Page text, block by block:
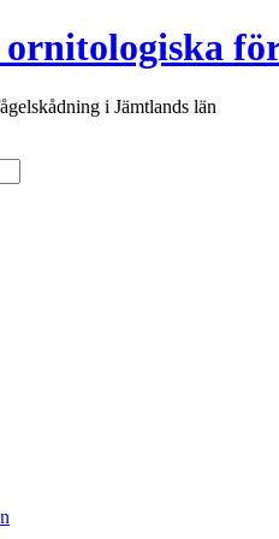
i Jämtlands län